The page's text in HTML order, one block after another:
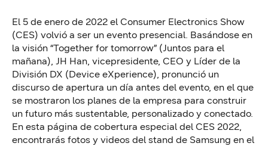
El 5 de enero de 2022 el Consumer Electronics Show
(CES) volvió a ser un evento presencial. Basándose en
la visión “Together for tomorrow” (Juntos para el
mañana), JH Han, vicepresidente, CEO y Líder de la
División DX (Device eXperience), pronunció un
discurso de apertura un día antes del evento, en el que
se mostraron los planes de la empresa para construir
un futuro más sustentable, personalizado y conectado.
En esta página de cobertura especial del CES 2022,
encontrarás fotos y videos del stand de Samsung en el